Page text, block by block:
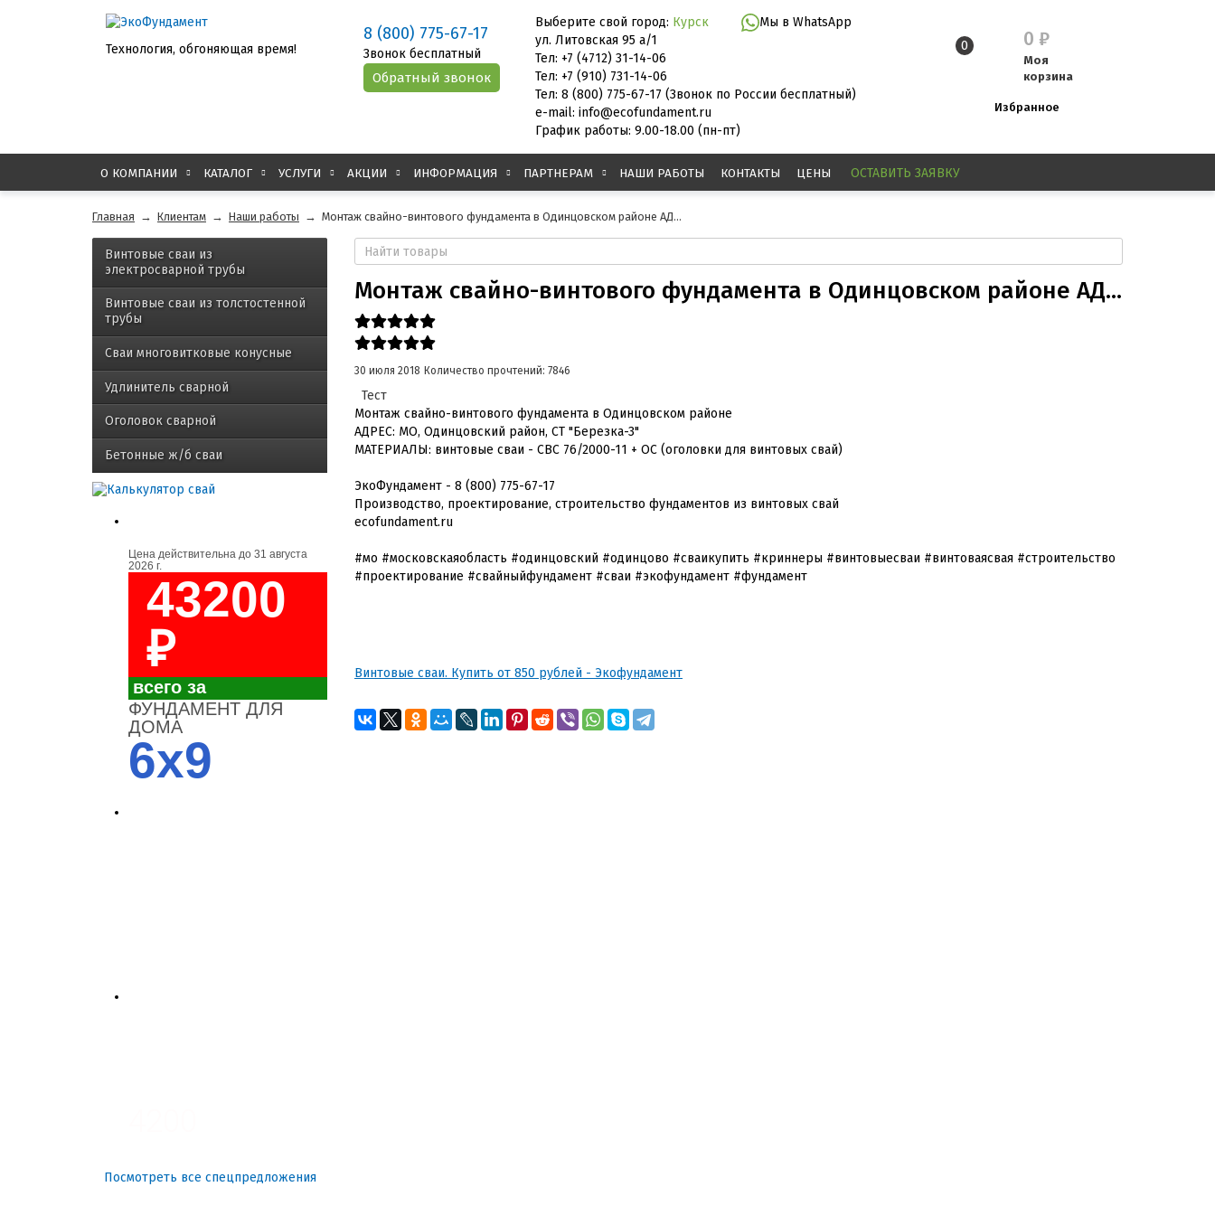
Технология, обгоняющая время!
8 (800) 775-67-17
Звонок бесплатный
Выберите свой город: Курск
Мы в WhatsApp
ул. Литовская 95 а/1
Тел: +7 (4712) 31-14-06
Тел: +7 (910) 731-14-06
Тел: 8 (800) 775-67-17 (Звонок по России бесплатный)
e-mail: info@ecofundament.ru
График работы: 9.00-18.00 (пн-пт)
0 0 ₽
Моя
корзина
Избранное
О КОМПАНИИ КАТАЛОГ УСЛУГИ АКЦИИ ИНФОРМАЦИЯ ПАРТНЕРАМ НАШИ РАБОТЫ КОНТАКТЫ ЦЕНЫ ОСТАВИТЬ ЗАЯВКУ
Главная → Клиентам → Наши работы → Монтаж свайно-винтового фундамента в Одинцовском районе АД...
Винтовые сваи из
электросварной трубы
Винтовые сваи из толстостенной
трубы
Сваи многовитковые конусные
Удлинитель сварной
Оголовок сварной
Бетонные ж/б сваи
Цена действительна до 31 августа
2026 г.
43200
₽
всего за
ФУНДАМЕНТ ДЛЯ
ДОМА
6x9
Посмотреть все спецпредложения
Монтаж свайно-винтового фундамента в Одинцовском районе АД...
30 июля 2018 Количество прочтений: 7846
Тест
Монтаж свайно-винтового фундамента в Одинцовском районе
АДРЕС: МО, Одинцовский район, СТ "Березка-3"
МАТЕРИАЛЫ: винтовые сваи - СВС 76/2000-11 + ОС (оголовки для винтовых свай)
ЭкоФундамент - 8 (800) 775-67-17
Производство, проектирование, строительство фундаментов из винтовых свай
ecofundament.ru
#мо #московскаяобласть #одинцовский #одинцово #сваикупить #криннеры #винтовыесваи #винтоваясвая #строительство
#проектирование #свайныйфундамент #сваи #экофундамент #фундамент
Винтовые сваи. Купить от 850 рублей - Экофундамент